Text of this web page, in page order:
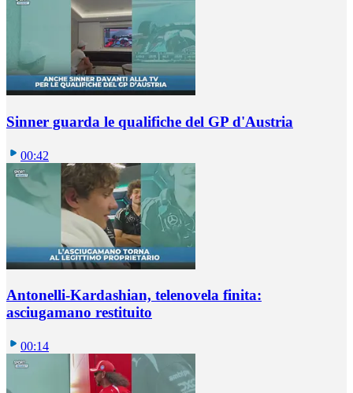
Sinner guarda le qualifiche del GP d'Austria
00:42
Antonelli-Kardashian, telenovela finita:
asciugamano restituito
00:14